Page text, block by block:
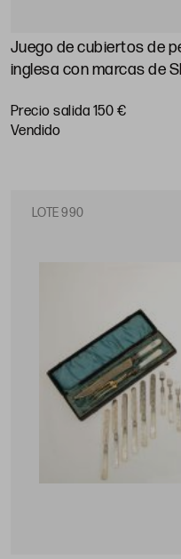
Juego de cubiertos de
inglesa con marcas de
Precio salida 150 €
vendido
LOTE 990